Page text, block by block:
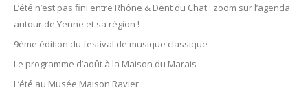
L’été n’est pas fini entre Rhône & Dent du Chat : zoom sur l’agenda
autour de Yenne et sa région !
9ème édition du festival de musique classique
Le programme d’août à la Maison du Marais
L’été au Musée Maison Ravier